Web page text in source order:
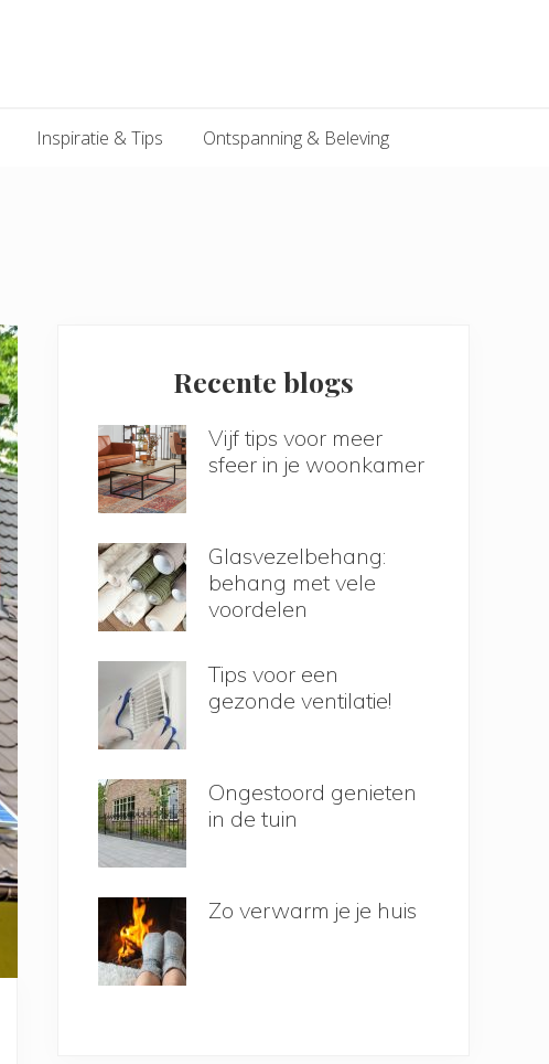
Inspiratie & Tips Ontspanning & Beleving
Recente blogs
Vijf tips voor meer
sfeer in je woonkamer
Glasvezelbehang:
behang met vele
voordelen
Tips voor een
gezonde ventilatie!
Ongestoord genieten
in de tuin
Zo verwarm je je huis